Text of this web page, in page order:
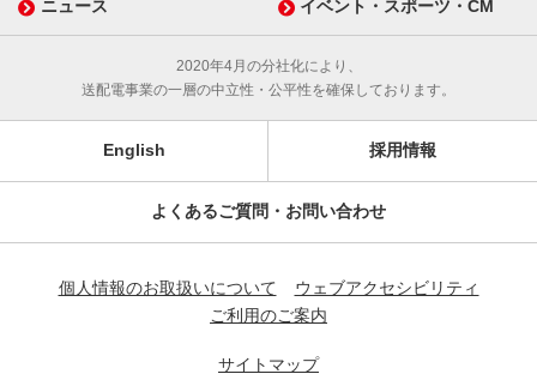
ニュース イベント・スポーツ・CM
2020年4月の分社化により、
送配電事業の一層の中立性・公平性を確保しております。
English 採用情報
よくあるご質問・お問い合わせ
個人情報のお取扱いについて
ウェブアクセシビリティ
ご利用のご案内
サイトマップ